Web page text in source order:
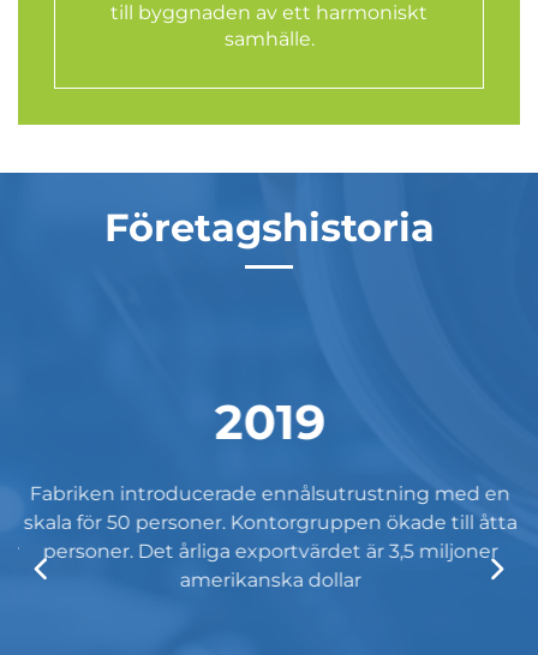
till byggnaden av ett harmoniskt
samhälle.
Företagshistoria
2019
Fabriken introducerade ennålsutrustning med en
skala för 50 personer. Kontorgruppen ökade till åtta
personer. Det årliga exportvärdet är 3,5 miljoner
amerikanska dollar